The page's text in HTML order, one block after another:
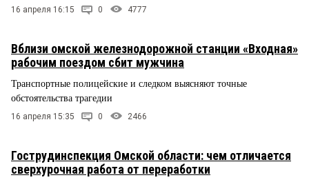
16 апреля 16:15 0 4777
Вблизи омской железнодорожной станции «Входная»
рабочим поездом сбит мужчина
Транспортные полицейские и следком выясняют точные
обстоятельства трагедии
16 апреля 15:35 0 2466
Гострудинспекция Омской области: чем отличается
сверхурочная работа от переработки